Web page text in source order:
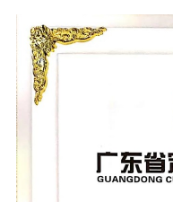
新标赋能中心
加盟合作